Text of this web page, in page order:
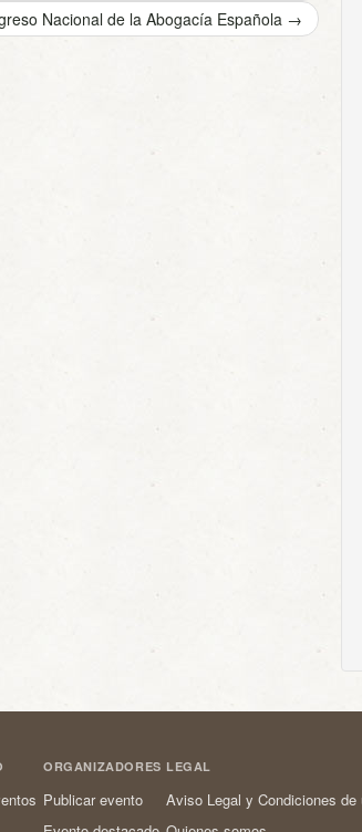
Nacional de la Abogacía Española →
ORGANIZADORES
Publicar evento
LEGAL
Aviso Legal y Condiciones de